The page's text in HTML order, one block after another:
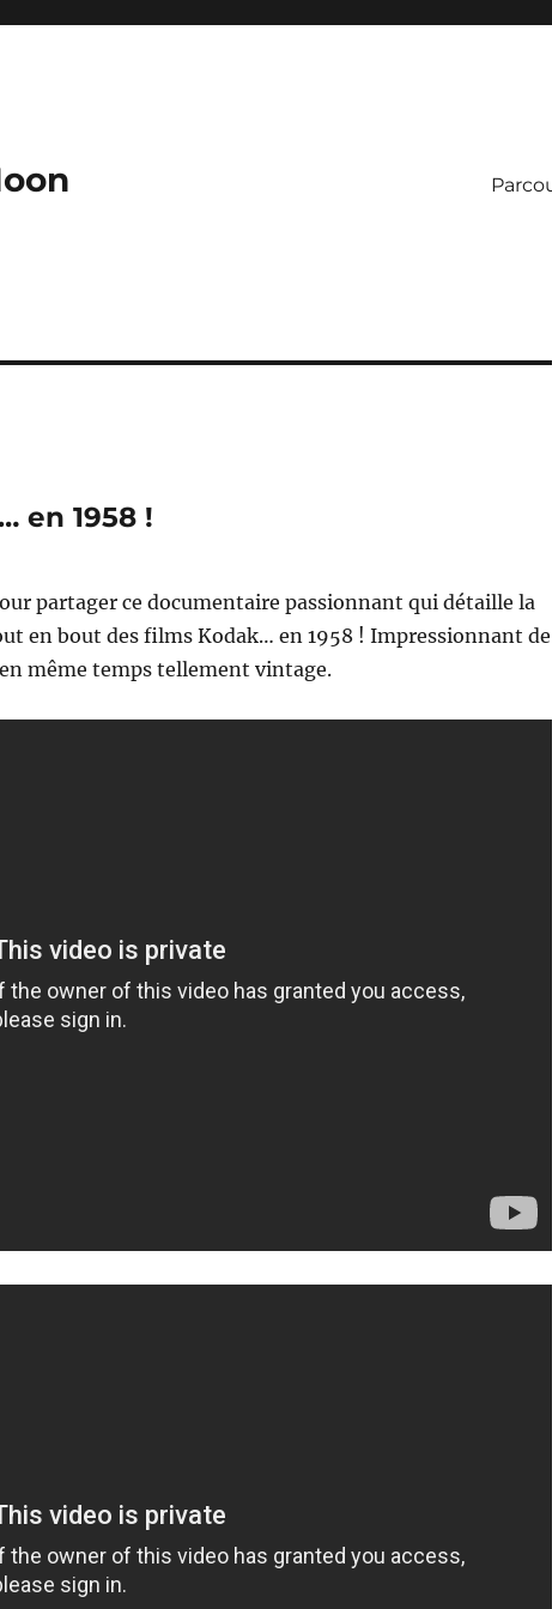
en 1958 !
partager ce documentaire passionnant qui détaille la
en bout des films Kodak… en 1958 ! Impressionnant de
même temps tellement vintage.